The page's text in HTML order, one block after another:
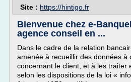
Site : https://hintigo.fr
Bienvenue chez e-
agence conseil en ...
Dans le cadre de la relation
amenée à recueillir des données à
concernant le client, et à les traiter
selon les dispositions de la loi «